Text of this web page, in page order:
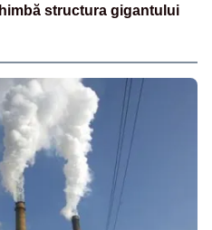
structura gigantului